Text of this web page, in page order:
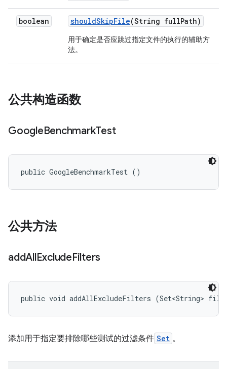
boolean shouldSkipFile(String fullPath)
用于确定是否应跳过指定文件的执行的辅助方
法。
公共构造函数
GoogleBenchmarkTest
public GoogleBenchmarkTest ()
公共方法
addAllExcludeFilters
public void addAllExcludeFilters (Set<String>
添加用于指定要排除哪些测试的过滤条件 Set 。